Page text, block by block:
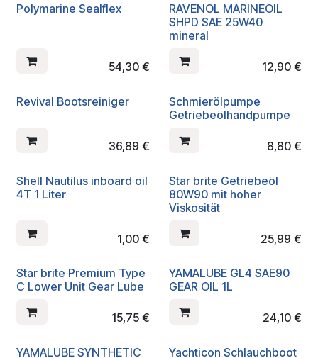
Polymarine Sealflex
54,30€
RAVENOL MARINEOIL
SHPD SAE 25W40
mineral
12,90 €
Revival Bootsreiniger
36,89 €
Schmierölpumpe
Getriebeölhandpumpe
8,80 €
Shell Nautilus inboard oil
4T 1 Liter
1,00€
Star brite Getriebeöl
80W90 mit hoher
Viskosität
25,99 €
Star brite Premium Type
C Lower Unit Gear Lube
15,75€
YAMALUBE GL4 SAE90
GEAR OIL 1L
24,10 €
YAMALUBE SYNTHETIC
Yachticon Schlauchboot